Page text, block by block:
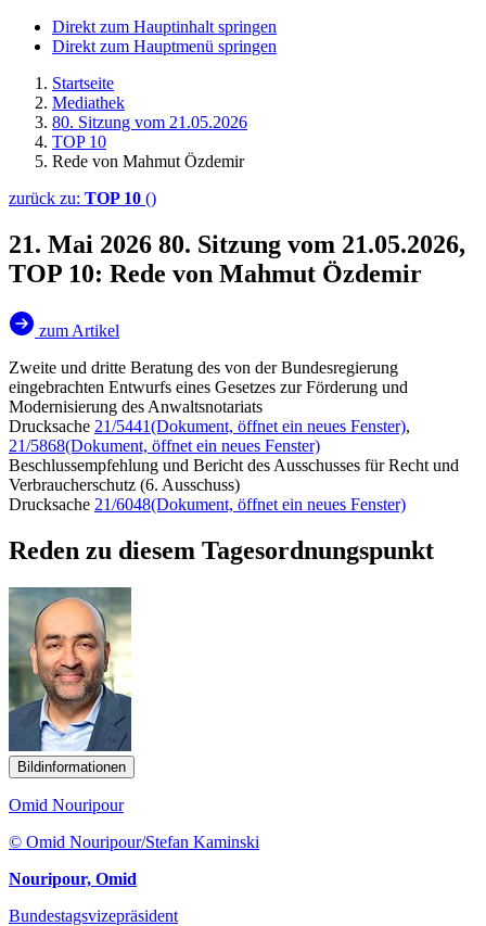
Direkt zum Hauptinhalt springen
Direkt zum Hauptmenü springen
Startseite
Mediathek
80. Sitzung vom 21.05.2026
TOP 10
Rede von Mahmut Özdemir
zurück zu: TOP 10 ()
21. Mai 2026 80. Sitzung vom 21.05.2026,
TOP 10: Rede von Mahmut Özdemir
zum Artikel
Zweite und dritte Beratung des von der Bundesregierung
eingebrachten Entwurfs eines Gesetzes zur Förderung und
Modernisierung des Anwaltsnotariats
Drucksache 21/5441(Dokument, öffnet ein neues Fenster),
21/5868(Dokument, öffnet ein neues Fenster)
Beschlussempfehlung und Bericht des Ausschusses für Recht und
Verbraucherschutz (6. Ausschuss)
Drucksache 21/6048(Dokument, öffnet ein neues Fenster)
Reden zu diesem Tagesordnungspunkt
Bildinformationen
Omid Nouripour
© Omid Nouripour/Stefan Kaminski
Nouripour, Omid
Bundestagsvizepräsident